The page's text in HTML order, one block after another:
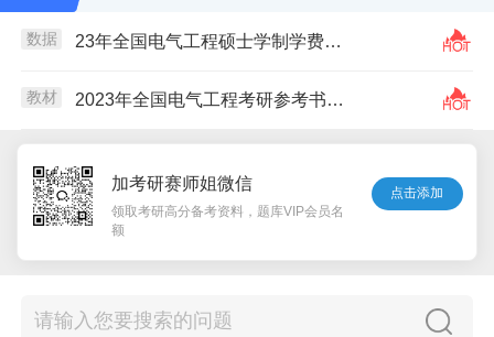
数据 23年全国电气工程硕士学制学费汇总
教材 2023年全国电气工程考研参考书汇总
加考研赛师姐微信
领取考研高分备考资料，题库VIP会员名
额
点击添加